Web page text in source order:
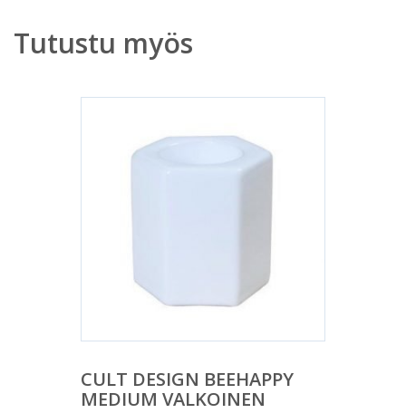
Tutustu myös
CULT DESIGN BEEHAPPY
MEDIUM VALKOINEN